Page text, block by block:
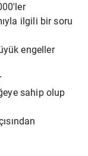
ilgili bir soru
engeller
sahip olup